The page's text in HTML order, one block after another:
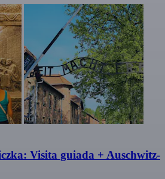
Visita guiada + Auschwitz-